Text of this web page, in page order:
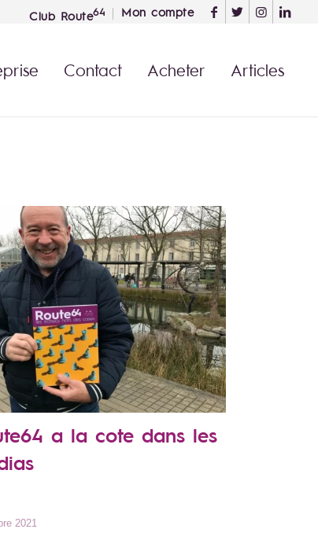
Club Route64 Mon compte
Contact Acheter Articles
a la cote dans les
2021